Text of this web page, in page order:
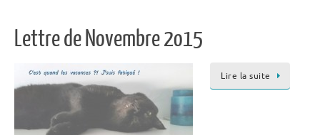
Lettre de Novembre 2o15
Lire la suite